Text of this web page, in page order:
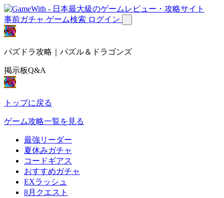
事前ガチャ ゲーム検索 ログイン
パズドラ攻略｜パズル＆ドラゴンズ
掲示板Q&A
トップに戻る
ゲーム攻略一覧を見る
最強リーダー
夏休みガチャ
コードギアス
おすすめガチャ
EXラッシュ
8月クエスト